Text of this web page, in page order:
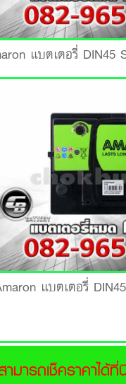
แบตเตอรี่ DIN45
แบตเตอรี่
ามารถเช็คราคาได้ที่